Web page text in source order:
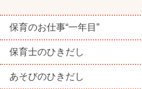
保育のお仕事“一年目”
保育士のひきだし
あそびのひきだし